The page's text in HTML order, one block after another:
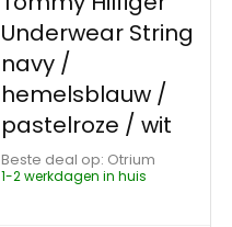
Underwear String
navy /
hemelsblauw /
pastelroze / wit
Beste deal op:
Otrium
1-2 werkdagen in huis